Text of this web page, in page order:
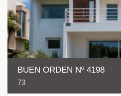
BUEN ORDEN Nº 4198
73